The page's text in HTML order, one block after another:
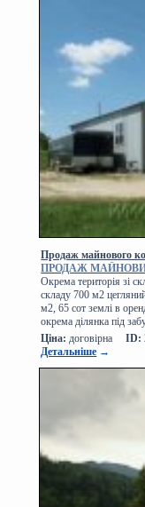
Продаж майнового
ПРОДАЖ
Окрема територія зі
складу 700 м2
м2, 65 сот землі в
окрема ділянка під
Ціна: договірна ID:
Детальніше →